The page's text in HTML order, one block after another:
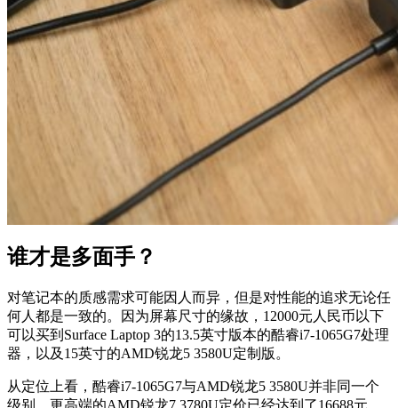
谁才是多面手？
对笔记本的质感需求可能因人而异，但是对性能的追求无论任
何人都是一致的。因为屏幕尺寸的缘故，12000元人民币以下
可以买到Surface Laptop 3的13.5英寸版本的酷睿i7-1065G7处理
器，以及15英寸的AMD锐龙5 3580U定制版。
从定位上看，酷睿i7-1065G7与AMD锐龙5 3580U并非同一个
级别，更高端的AMD锐龙7 3780U定价已经达到了16688元，